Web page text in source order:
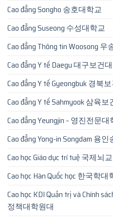
Cao đẳng Songho 송호대학교
Cao đẳng Suseong 수성대학교
Cao đẳng Thông tin Woosong
Cao đẳng Y tế Daegu 대구보건
Cao đẳng Y tế Gyeongbuk 경북
Cao đẳng Y tế Sahmyook 삼육
Cao đẳng Yeungjin – 영진전문대
Cao đẳng Yong-in Songdam 용
Cao học Giáo dục trí tuệ 국제
Cao học Hàn Quốc học 한국학대
Cao học KDI Quản trị và Chính
정책대학원대